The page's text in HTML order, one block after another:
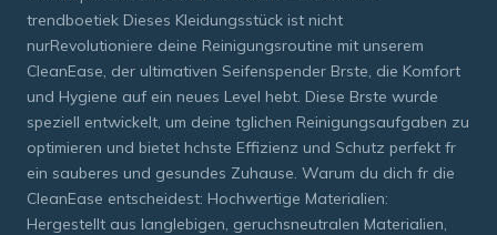
trendboetiek Dieses Kleidungsstück ist nicht
nurRevolutioniere deine Reinigungsroutine mit unserem
CleanEase, der ultimativen Seifenspender Brste, die Komfort
und Hygiene auf ein neues Level hebt. Diese Brste wurde
speziell entwickelt, um deine tglichen Reinigungsaufgaben zu
optimieren und bietet hchste Effizienz und Schutz perfekt fr
ein sauberes und gesundes Zuhause. Warum du dich fr die
CleanEase entscheidest: Hochwertige Materialien:
Hergestellt aus langlebigen, geruchsneutralen Materialien,